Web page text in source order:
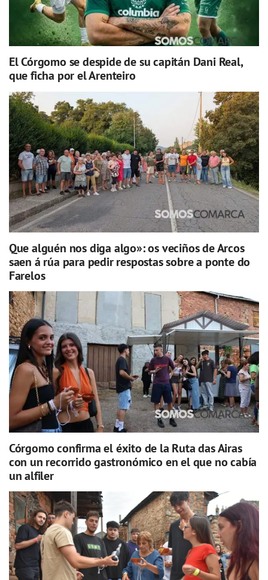
El Córgomo se despide de su capitán Dani Real,
que ficha por el Arenteiro
Que alguén nos diga algo»: os veciños de Arcos
saen á rúa para pedir respostas sobre a ponte do
Farelos
Córgomo confirma el éxito de la Ruta das Airas
con un recorrido gastronómico en el que no cabía
un alfiler